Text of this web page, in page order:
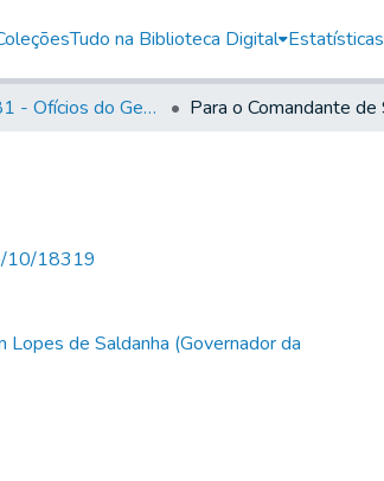
Tudo na Biblioteca Digital Estatísticas
Volume 81 - Ofícios do General Martim Lopes de Saldanha (Governador da Capitania)
10/18319
de Saldanha (Governador da